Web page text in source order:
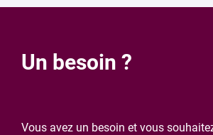
Un besoin ?
Vous avez un besoin et vous